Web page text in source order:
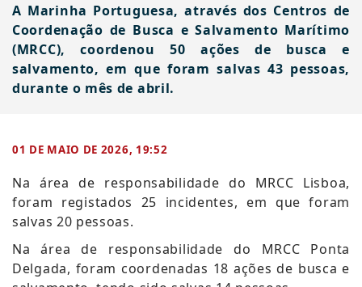
A Marinha Portuguesa, através dos Centros de
Coordenação de Busca e Salvamento Marítimo
(MRCC), coordenou 50 ações de busca e
salvamento, em que foram salvas 43 pessoas,
durante o mês de abril.
01 DE MAIO DE 2026, 19:52
​​Na área de responsabilidade do MRCC Lisboa,
foram registados 25 incidentes, em que foram
salvas 20 pessoas.
Na área de responsabilidade do MRCC Ponta
Delgada, foram coordenadas 18 ações de busca e